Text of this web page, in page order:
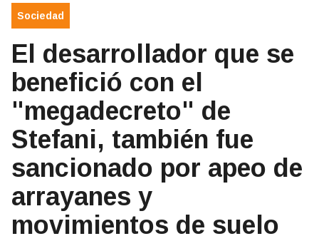
Sociedad
El desarrollador que se
benefició con el
"megadecreto" de
Stefani, también fue
sancionado por apeo de
arrayanes y
movimientos de suelo